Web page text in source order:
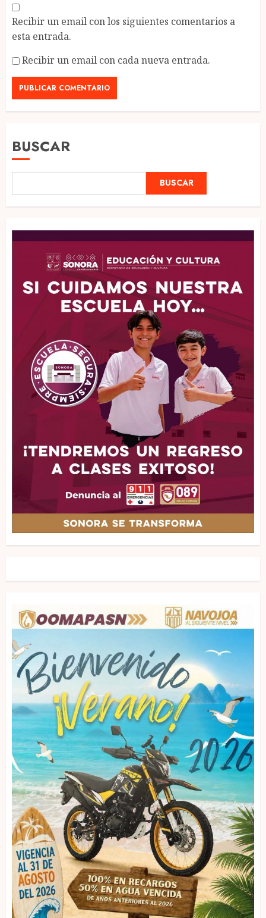
Recibir un email con los siguientes comentarios a
esta entrada.
Recibir un email con cada nueva entrada.
BUSCAR
BUSCAR